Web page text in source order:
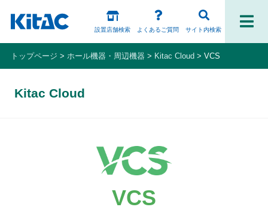
設置店舗検索 よくあるご質問 サイト内検索
スペシャルコンテンツ
トップページ ホール機器・周辺機器 Kitac Cloud VCS
Kitac Cloud
VCS